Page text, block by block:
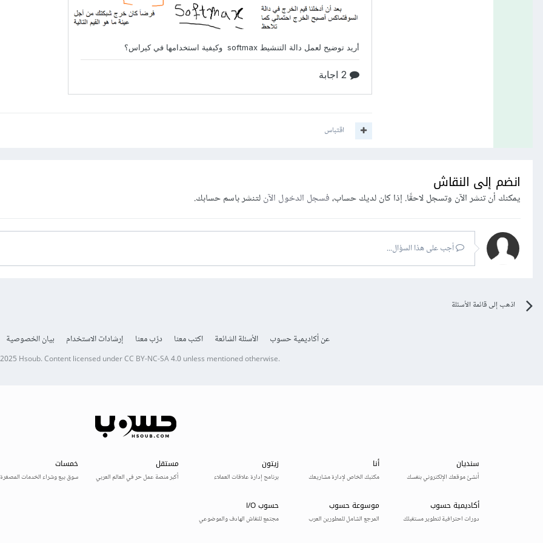
اقتباس
انضم إلى النقاش
يمكنك أن تنشر الآن وتسجل لاحقًا. إذا كان لديك حساب،فسجل الدخول الآنلتنشر باسم حسابك.
أجب على هذا السؤال...
اذهب إلى قائمة الأسئلة
عن أكاديمية حسوب الأسئلة الشائعة اكتب معنا درّب معنا إرشادات الاستخدام بيان الخصوصية
Hsoub.Content licensed underCC BY-NC-SA 4.0unless mentioned otherwise.